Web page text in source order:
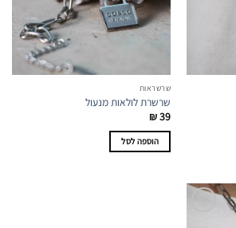
שרשראות
שרשרת לולאות מנעול
₪39
הוספה לסל